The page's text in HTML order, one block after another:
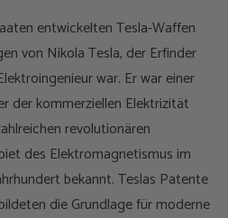
entwickelten Tesla-Waffen
von Nikola Tesla, der Erfinder
war. Er war einer
der kommerziellen Elektrizität
revolutionären
des Elektromagnetismus im
bekannt. Teslas Patente
die Grundlage für moderne